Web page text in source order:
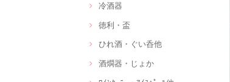
冷酒器
徳利・盃
ひれ酒・ぐい呑他
酒燗器・じょか